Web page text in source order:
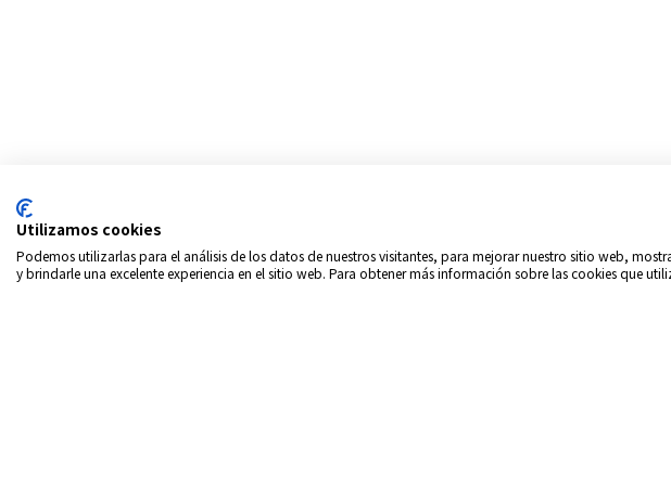
Utilizamos cookies
Podemos utilizarlas para el análisis de los datos de nuestros visitantes, para mejorar nuestro sitio web,
y brindarle una excelente experiencia en el sitio web. Para obtener más información sobre las cookies que